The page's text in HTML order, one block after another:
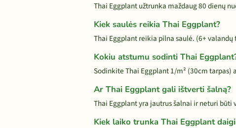
Thai Eggplant užtrunka maždaug 80 dienų
Kiek saulės reikia Thai Eggplant?
Thai Eggplant reikia pilna saulė. (6+ valandų
Kokiu atstumu sodinti Thai
Sodinkite Thai Eggplant 1/m² (30cm
Ar Thai Eggplant gali ištverti šalną?
Thai Eggplant yra jautrus šalnai ir neturi būti
Kiek laiko trunka Thai Eggplant